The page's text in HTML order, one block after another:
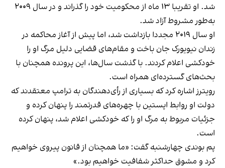
شد. او تقریبا ۱۳ ماه از محکومیت خود را گذراند و در سال ۲۰۰۹
به‌طور مشروط آزاد شد.
او سال ۲۰۱۹ مجددا بازداشت شد، اما پیش از آغاز محاکمه در
زندان نیویورک جان باخت و مقام‌های قضایی دلیل مرگ او را
خودکشی اعلام کردند. با گذشت سال‌ها، این پرونده همچنان با
بحث‌های گسترده‌ای همراه است.
رویترز اشاره کرد که بسیاری از رأی‌دهندگان به ترامپ معتقدند که
دولت او روابط اپستین با چهره‌های قدرتمند را پنهان کرده و
جزئیات مربوط به مرگ او را که خودکشی اعلام شد، پنهان کرده
است.
پم بوندی چهارشنبه گفت: «ما همچنان از قانون پیروی خواهیم
کرد و مشوق حداکثر شفافیت خواهیم بود.»